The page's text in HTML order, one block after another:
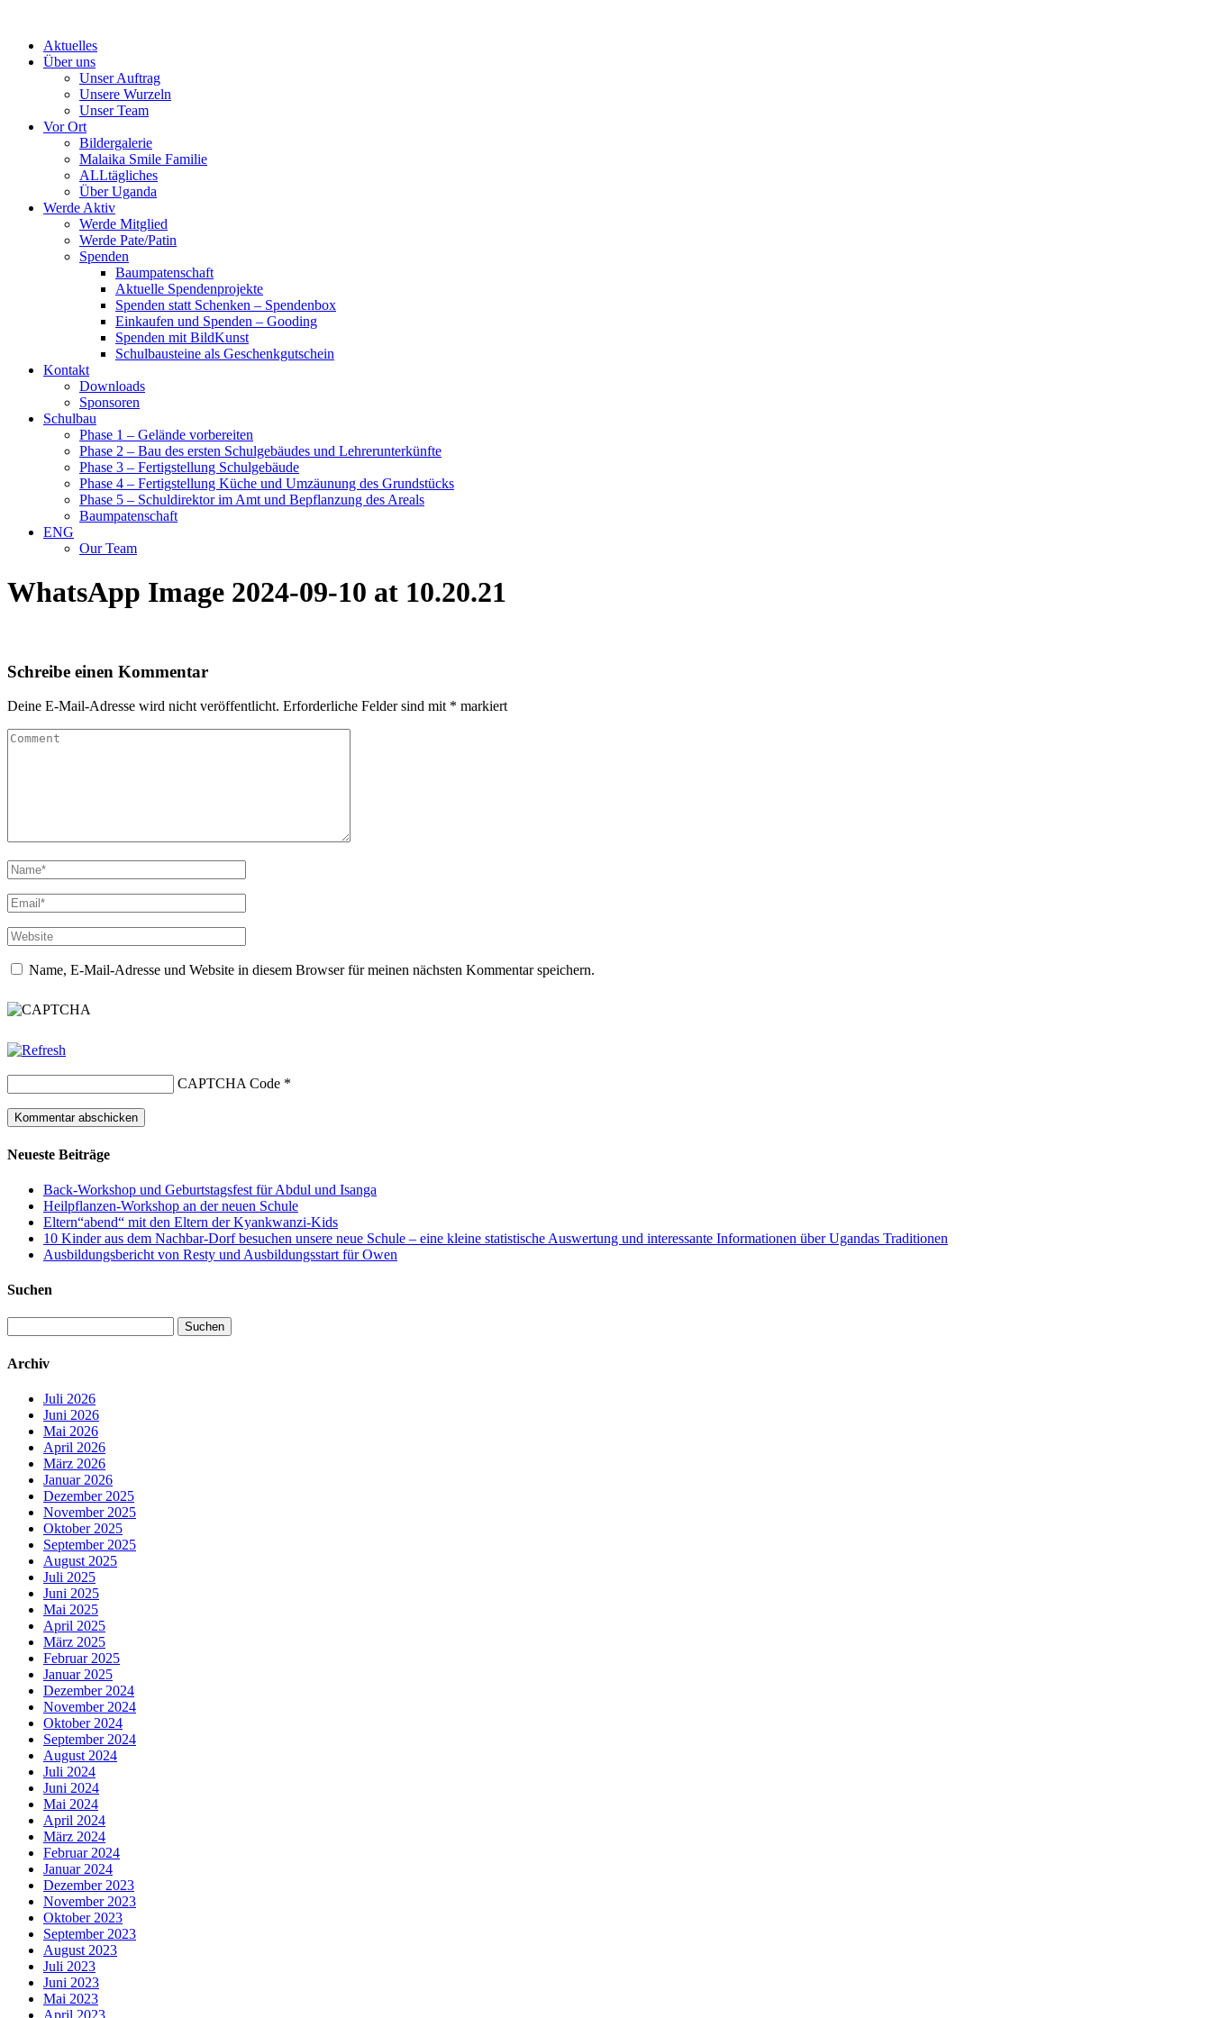
contentAktuelles
Über uns
Unser Auftrag
Unsere Wurzeln
Unser Team
Vor Ort
Bildergalerie
Malaika Smile Familie
ALLtägliches
Über Uganda
Werde Aktiv
Werde Mitglied
Werde Pate/Patin
Spenden
Baumpatenschaft
Aktuelle Spendenprojekte
Spenden statt Schenken – Spendenbox
Einkaufen und Spenden – Gooding
Spenden mit BildKunst
Schulbausteine als Geschenkgutschein
Kontakt
Downloads
Sponsoren
Schulbau
Phase 1 – Gelände vorbereiten
Phase 2 – Bau des ersten Schulgebäudes und Lehrerunterkünfte
Phase 3 – Fertigstellung Schulgebäude
Phase 4 – Fertigstellung Küche und Umzäunung des Grundstücks
Phase 5 – Schuldirektor im Amt und Bepflanzung des Areals
Baumpatenschaft
ENG
Our Team
WhatsApp Image 2024-09-10 at 10.20.21
Schreibe einen Kommentar
Deine E-Mail-Adresse wird nicht veröffentlicht. Erforderliche Felder sind mit * markiert
Name, E-Mail-Adresse und Website in diesem Browser für meinen nächsten Kommentar speichern.
CAPTCHA Code *
Neueste Beiträge
Back-Workshop und Geburtstagsfest für Abdul und Isanga
Heilpflanzen-Workshop an der neuen Schule
Eltern“abend“ mit den Eltern der Kyankwanzi-Kids
10 Kinder aus dem Nachbar-Dorf besuchen unsere neue Schule – eine kleine statistische Auswertung und interessante Informationen über Ugandas Traditionen
Ausbildungsbericht von Resty und Ausbildungsstart für Owen
Suchen
nach:
Archiv
Juli 2026
Juni 2026
Mai 2026
April 2026
März 2026
Januar 2026
Dezember 2025
November 2025
Oktober 2025
September 2025
August 2025
Juli 2025
Juni 2025
Mai 2025
April 2025
März 2025
Februar 2025
Januar 2025
Dezember 2024
November 2024
Oktober 2024
September 2024
August 2024
Juli 2024
Juni 2024
Mai 2024
April 2024
März 2024
Februar 2024
Januar 2024
Dezember 2023
November 2023
Oktober 2023
September 2023
August 2023
Juli 2023
Juni 2023
Mai 2023
April 2023